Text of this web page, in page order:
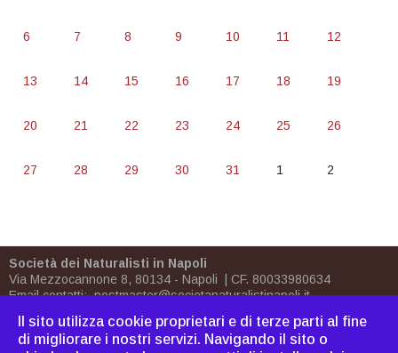
6 7 8 9 10 11 12
13 14 15 16 17 18 19
20 21 22 23 24 25 26
27 28 29 30 31 1 2
Società dei Naturalisti in Napoli
Via Mezzocannone 8, 80134 - Napoli | CF. 80033980634
Email contatti:postmaster@societanaturalistinapoli.it
PEC
postmaster@pec.societanaturalistinapoli.it
Il sito utilizza cookie proprietari e di terze parti al fine
di migliorare i nostri servizi. Navigando il sito o